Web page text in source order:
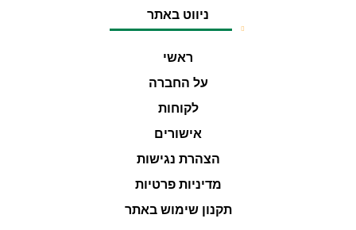
ניווט באתר
ראשי
על החברה
לקוחות
אישורים
הצהרת נגישות
מדיניות פרטיות
תקנון שימוש באתר